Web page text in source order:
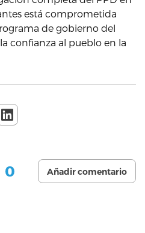
está comprometida
de gobierno del
confianza al pueblo en la
0 Añadir comentario